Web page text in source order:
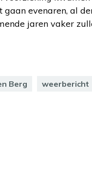
evenaren, al
jaren vaker
Berg weerbericht